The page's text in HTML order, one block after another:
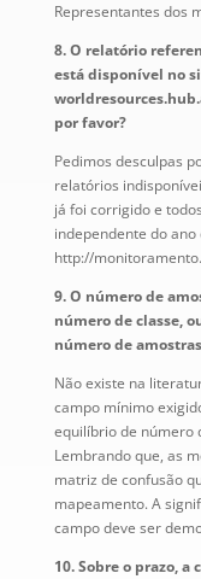
Representantes dos
8. O relatório
está disponível no
por favor?
Pedimos desculpas
relatórios
já foi corrigido e
independente do
http://
9. O número de
número de classe,
número de
Não existe na
campo mínimo
equilíbrio de número
Lembrando que, as
matriz de confusão
mapeamento. A
campo deve ser
10. Sobre o prazo,